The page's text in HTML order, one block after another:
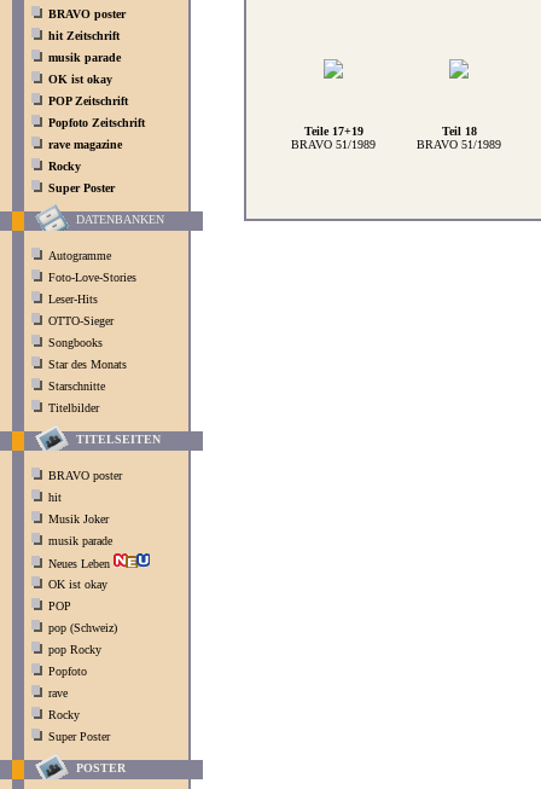
BRAVO poster
hit Zeitschrift
musik parade
OK ist okay
POP Zeitschrift
Popfoto Zeitschrift
rave magazine
Rocky
Super Poster
DATENBANKEN
Autogramme
Foto-Love-Stories
Leser-Hits
OTTO-Sieger
Songbooks
Star des Monats
Starschnitte
Titelbilder
TITELSEITEN
BRAVO poster
hit
Musik Joker
musik parade
Neues Leben
OK ist okay
POP
pop (Schweiz)
pop Rocky
Popfoto
rave
Rocky
Super Poster
POSTER
Teile 17+19
Teil 18
BRAVO 51/1989
BRAVO 51/1989